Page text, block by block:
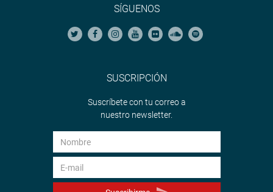
SÍGUENOS
SUSCRIPCIÓN
Suscríbete con tu correo a
nuestro newsletter.